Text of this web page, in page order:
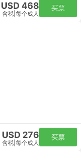
USD 468
含税 每个成人
买票
USD 276
含税 每个成人
买票